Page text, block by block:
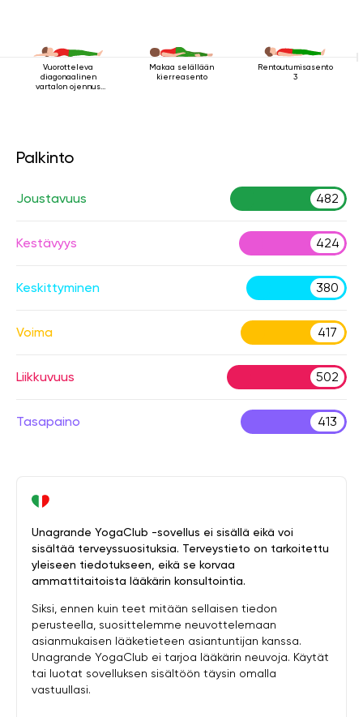
Vuorotteleva
diagonaalinen
vartalon ojennus
Makaa selällään
kierreasento
Rentoutumisasento
3
Palkinto
Joustavuus 482
Kestävyys 424
Keskittyminen 380
Voima 417
Liikkuvuus 502
Tasapaino 413
Unagrande YogaClub -sovellus ei sisällä eikä voi
sisältää terveyssuosituksia. Terveystieto on tarkoitettu
yleiseen tiedotukseen, eikä se korvaa
ammattitaitoista lääkärin konsultointia.
Siksi, ennen kuin teet mitään sellaisen tiedon
perusteella, suosittelemme neuvottelemaan
asianmukaisen lääketieteen asiantuntijan kanssa.
Unagrande YogaClub ei tarjoa lääkärin neuvoja. Käytät
tai luotat sovelluksen sisältöön täysin omalla
vastuullasi.